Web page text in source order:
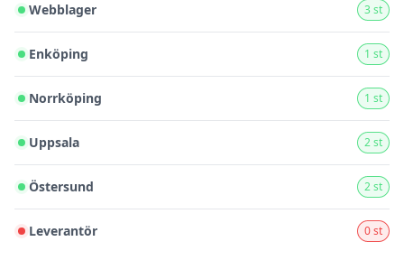
Webblager 3 st
Enköping 1 st
Norrköping 1 st
Uppsala 2 st
Östersund 2 st
Leverantör 0 st